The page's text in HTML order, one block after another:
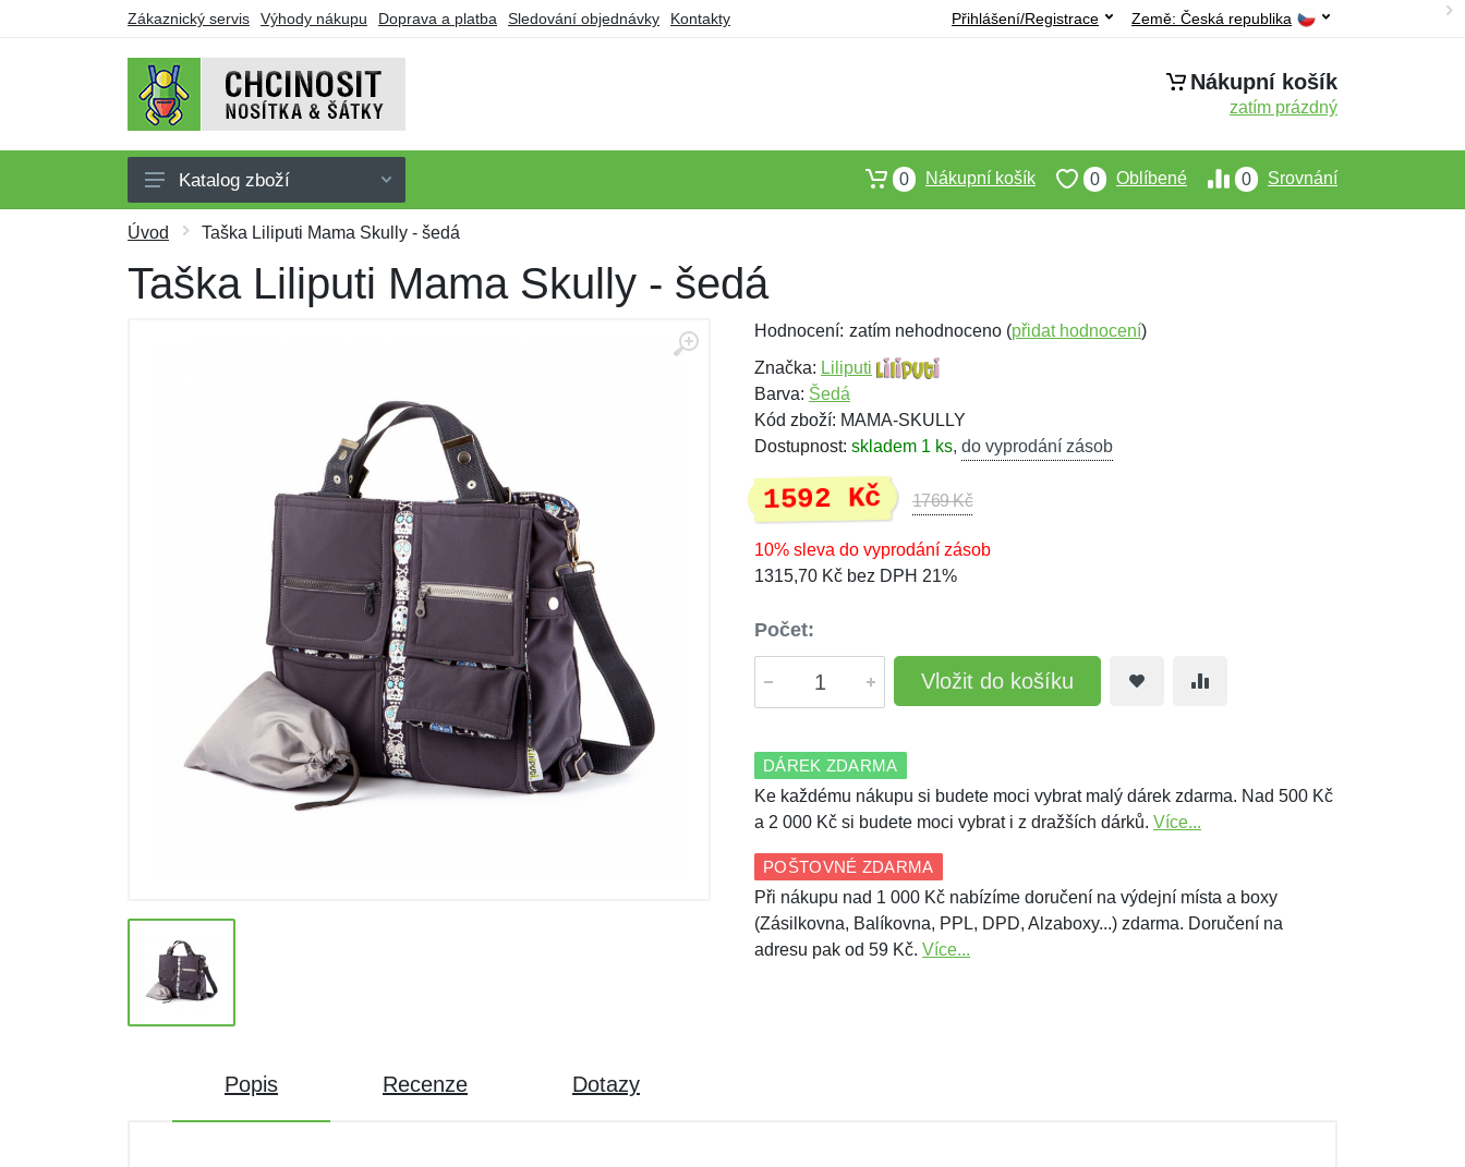
Zákaznický servis Výhody nákupu Doprava a platba Sledování objednávky Kontakty Země: Česká republika
Přihlášení/Registrace
Nákupní košík
zatím prázdný
Nosítka
Šátky
Oblečení pro nošení
Katalog zboží 0 Srovnání
0 Oblíbené
0 Nákupní košík
Úvod Taška Liliputi Mama Skully - šedá
Taška Liliputi Mama Skully - šedá
Hodnocení: zatím nehodnoceno (přidat hodnocení)
Značka: Liliputi
Barva: Šedá
Kód zboží: MAMA-SKULLY
Dostupnost: skladem 1 ks, do vyprodání zásob
1592 Kč 1769 Kč
10% sleva do vyprodání zásob
1315,70 Kč bez DPH 21%
Počet:
Vložit do košíku
DÁREK ZDARMA
Ke každému nákupu si budete moci vybrat malý dárek zdarma. Nad 500 Kč
a 2 000 Kč si budete moci vybrat i z dražších dárků. Více...
POŠTOVNÉ ZDARMA
Při nákupu nad 1 000 Kč nabízíme doručení na výdejní místa a boxy
(Zásilkovna, Balíkovna, PPL, DPD, Alzaboxy...) zdarma. Doručení na
adresu pak od 59 Kč. Více...
Popis Recenze Dotazy